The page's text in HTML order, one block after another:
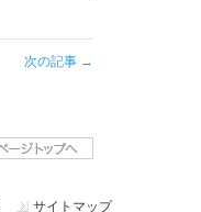
次の記事 →
サイトマップ